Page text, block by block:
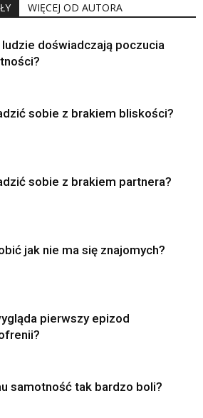
WIĘCEJ OD AUTORA
ludzie doświadczają poczucia
sobie z brakiem bliskości?
sobie z brakiem partnera?
jak nie ma się znajomych?
pierwszy epizod
samotność tak bardzo boli?